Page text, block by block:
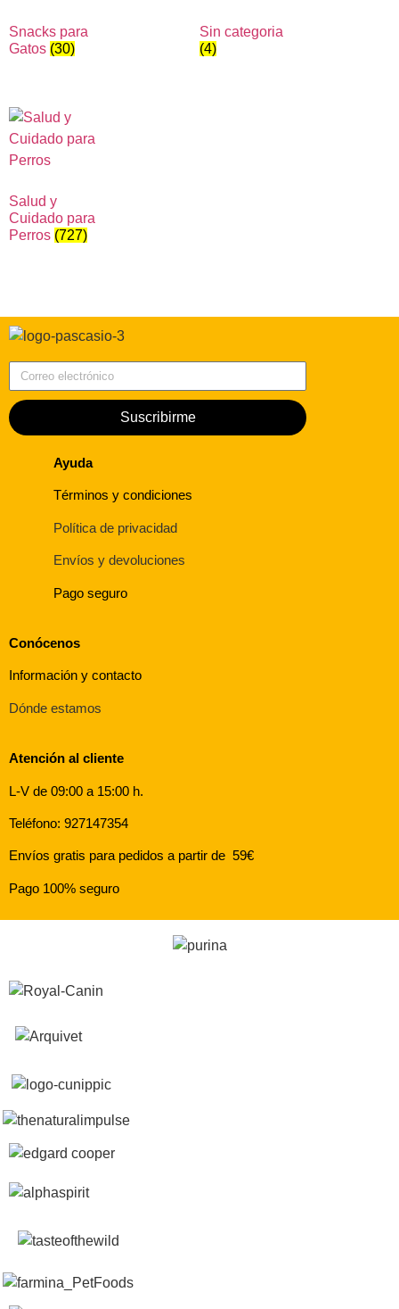
Snacks para
Gatos (30)
Sin categoria
(4)
Salud y
Cuidado para
Perros (727)
Suscribirme
Ayuda
Términos y condiciones
Política de privacidad
Envíos y devoluciones
Pago seguro
Conócenos
Información y contacto
Dónde estamos
Atención al cliente
L-V de 09:00 a 15:00 h.
Teléfono: 927147354
Envíos gratis para pedidos a partir de 59€
Pago 100% seguro